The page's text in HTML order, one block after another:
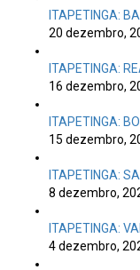
ITAPETINGA:
20 dezembro,
ITAPETINGA:
16 dezembro,
ITAPETINGA:
15 dezembro,
ITAPETINGA:
8 dezembro,
ITAPETINGA:
4 dezembro,